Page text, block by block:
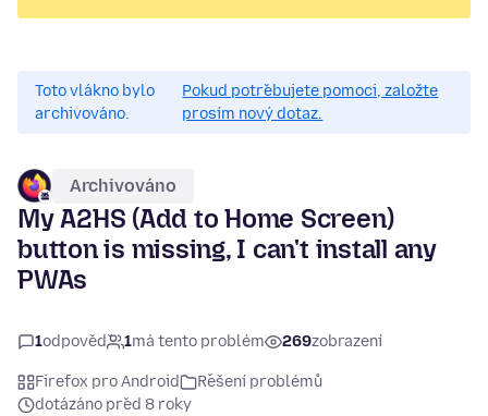
Toto vlákno bylo
archivováno.
Pokud potřebujete pomoci, založte
prosím nový dotaz.
Archivováno
My A2HS (Add to Home Screen)
button is missing, I can't install any
PWAs
1odpověď 1má tento problém 269zobrazení
Firefox pro Android
Řešení problémů
dotázáno před 8 roky